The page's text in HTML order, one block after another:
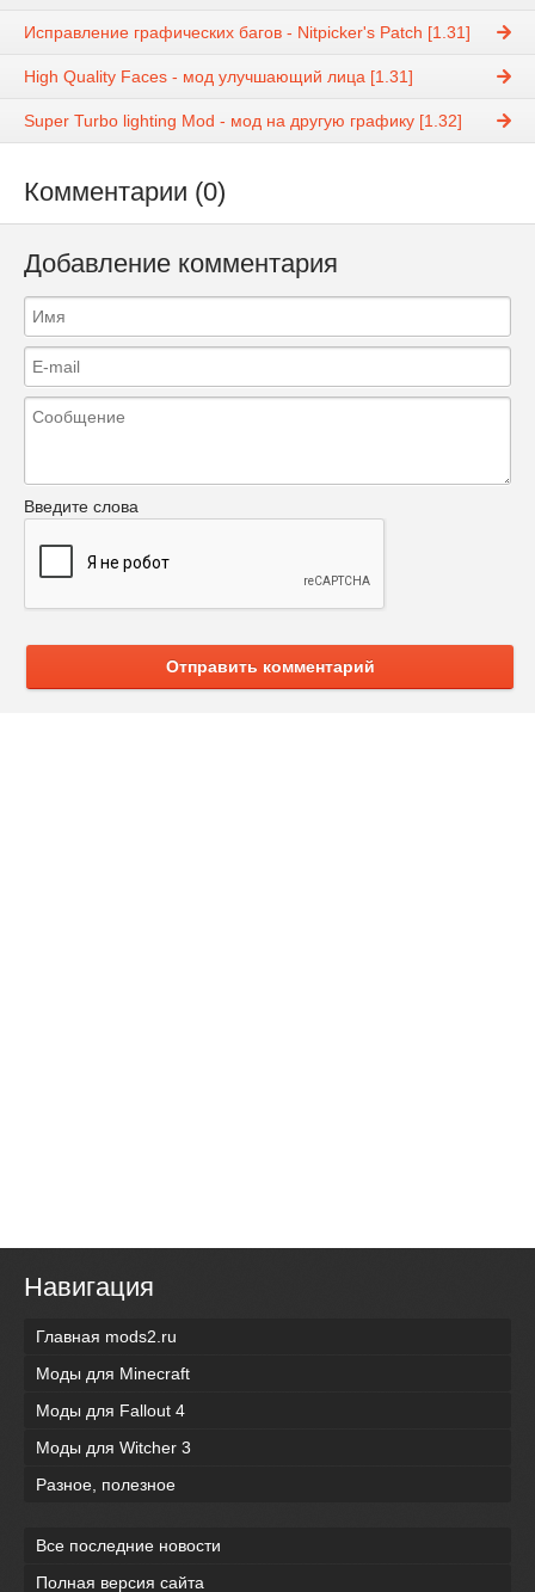
Исправление графических багов - Nitpicker's Patch [1.31]
High Quality Faces - мод улучшающий лица [1.31]
Super Turbo lighting Mod - мод на другую графику [1.32]
Комментарии (0)
Добавление комментария
Введите слова
Отправить комментарий
Навигация
Главная mods2.ru
Моды для Minecraft
Моды для Fallout 4
Моды для Witcher 3
Разное, полезное
Все последние новости
Полная версия сайта